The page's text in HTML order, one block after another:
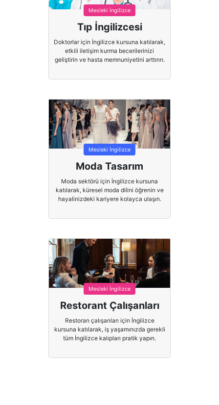
Mesleki İngilizce
Tıp İngilizcesi
Doktorlar için İngilizce kursuna katılarak,
etkili iletişim kurma becerilerinizi
geliştirin ve hasta memnuniyetini arttırın.
Mesleki İngilizce
Moda Tasarım
Moda sektörü için İngilizce kursuna
katılarak, küresel moda dilini öğrenin ve
hayalinizdeki kariyere kolayca ulaşın.
Mesleki İngilizce
Restorant Çalışanları
Restoran çalışanları için İngilizce
kursuna katılarak, iş yaşamınızda gerekli
tüm İngilizce kalıpları pratik yapın.